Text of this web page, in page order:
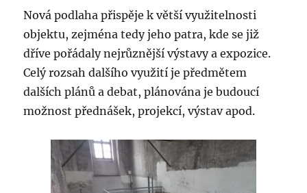
Nová podlaha přispěje k větší využitelnosti
objektu, zejména tedy jeho patra, kde se již
dříve pořádaly nejrůznější výstavy a expozice.
Celý rozsah dalšího využití je předmětem
dalších plánů a debat, plánována je budoucí
možnost přednášek, projekcí, výstav apod.